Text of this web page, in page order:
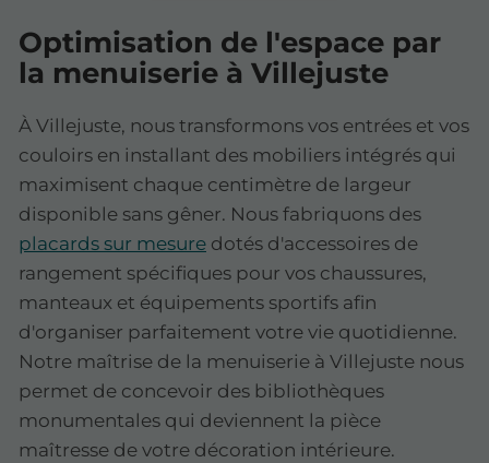
Optimisation de l'espace par
la menuiserie à Villejuste
À Villejuste, nous transformons vos entrées et vos
couloirs en installant des mobiliers intégrés qui
maximisent chaque centimètre de largeur
disponible sans gêner. Nous fabriquons des
placards sur mesure dotés d'accessoires de
rangement spécifiques pour vos chaussures,
manteaux et équipements sportifs afin
d'organiser parfaitement votre vie quotidienne.
Notre maîtrise de la menuiserie à Villejuste nous
permet de concevoir des bibliothèques
monumentales qui deviennent la pièce
maîtresse de votre décoration intérieure.